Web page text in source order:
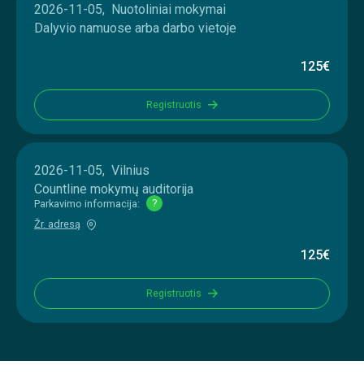
2026-11-05, Nuotoliniai mokymai
Dalyvio namuose arba darbo vietoje
125€
Registruotis
2026-11-05, Vilnius
Countline mokymų auditorija
Parkavimo informacija:
?
Žr. adresą
125€
Registruotis